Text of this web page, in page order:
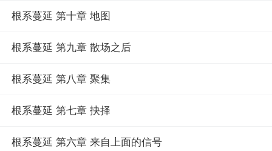
根系蔓延 第十章 地图
根系蔓延 第九章 散场之后
根系蔓延 第八章 聚集
根系蔓延 第七章 抉择
根系蔓延 第六章 来自上面的信号